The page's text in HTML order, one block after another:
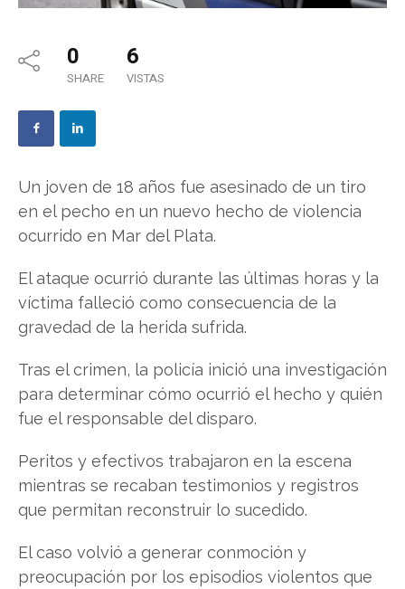
0
SHARE
6
VISTAS
Un joven de 18 años fue asesinado de un tiro
en el pecho en un nuevo hecho de violencia
ocurrido en Mar del Plata.
El ataque ocurrió durante las últimas horas y la
víctima falleció como consecuencia de la
gravedad de la herida sufrida.
Tras el crimen, la policía inició una investigación
para determinar cómo ocurrió el hecho y quién
fue el responsable del disparo.
Peritos y efectivos trabajaron en la escena
mientras se recaban testimonios y registros
que permitan reconstruir lo sucedido.
El caso volvió a generar conmoción y
preocupación por los episodios violentos que